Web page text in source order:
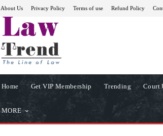
About Us Privacy Policy Terms of use Refund Policy
Home Get VIP Membership Trending Court
MORE